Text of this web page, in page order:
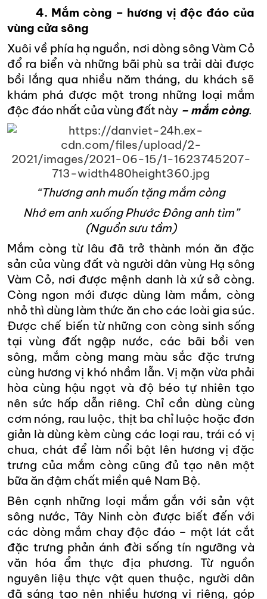
4. Mắm còng – hương vị độc đáo của
vùng cửa sông
Xuôi về phía hạ nguồn, nơi dòng sông Vàm Cỏ
đổ ra biển và những bãi phù sa trải dài được
bồi lắng qua nhiều năm tháng, du khách sẽ
khám phá được một trong những loại mắm
độc đáo nhất của vùng đất này – mắm còng.
“Thương anh muốn tặng mắm còng
Nhớ em anh xuống Phước Đông anh tìm”
(Nguồn sưu tầm)
Mắm còng từ lâu đã trở thành món ăn đặc
sản của vùng đất và người dân vùng Hạ sông
Vàm Cỏ, nơi được mệnh danh là xứ sở còng.
Còng ngon mới được dùng làm mắm, còng
nhỏ thì dùng làm thức ăn cho các loài gia súc.
Được chế biến từ những con còng sinh sống
tại vùng đất ngập nước, các bãi bồi ven
sông, mắm còng mang màu sắc đặc trưng
cùng hương vị khó nhầm lẫn. Vị mặn vừa phải
hòa cùng hậu ngọt và độ béo tự nhiên tạo
nên sức hấp dẫn riêng. Chỉ cần dùng cùng
cơm nóng, rau luộc, thịt ba chỉ luộc hoặc đơn
giản là dùng kèm cùng các loại rau, trái có vị
chua, chát để làm nổi bật lên hương vị đặc
trưng của mắm còng cũng đủ tạo nên một
bữa ăn đậm chất miền quê Nam Bộ.
Bên cạnh những loại mắm gắn với sản vật
sông nước, Tây Ninh còn được biết đến với
các dòng mắm chay độc đáo – một lát cắt
đặc trưng phản ánh đời sống tín ngưỡng và
văn hóa ẩm thực địa phương. Từ nguồn
nguyên liệu thực vật quen thuộc, người dân
đã sáng tạo nên nhiều hương vị riêng, góp